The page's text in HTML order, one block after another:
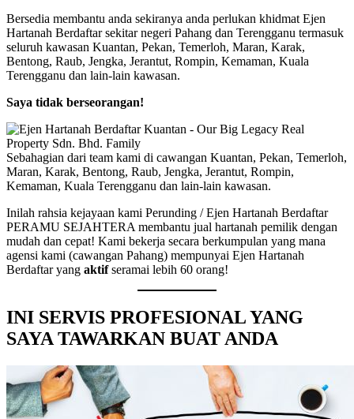
Bersedia membantu anda sekiranya anda perlukan khidmat Ejen
Hartanah Berdaftar sekitar negeri Pahang dan Terengganu termasuk
seluruh kawasan Kuantan, Pekan, Temerloh, Maran, Karak,
Bentong, Raub, Jengka, Jerantut, Rompin, Kemaman, Kuala
Terengganu dan lain-lain kawasan.
Saya tidak berseorangan!
Sebahagian dari team kami di cawangan Kuantan, Pekan, Temerloh,
Maran, Karak, Bentong, Raub, Jengka, Jerantut, Rompin,
Kemaman, Kuala Terengganu dan lain-lain kawasan.
Inilah rahsia kejayaan kami Perunding / Ejen Hartanah Berdaftar
PERAMU SEJAHTERA membantu jual hartanah pemilik dengan
mudah dan cepat! Kami bekerja secara berkumpulan yang mana
agensi kami (cawangan Pahang) mempunyai Ejen Hartanah
Berdaftar yang aktifseramai lebih 60 orang!
INI SERVIS PROFESIONAL YANG
SAYA TAWARKAN BUAT ANDA